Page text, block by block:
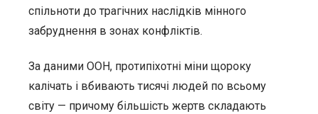
спільноти до трагічних наслідків мінного
забруднення в зонах конфліктів.
За даними ООН, протипіхотні міни щороку
калічать і вбивають тисячі людей по всьому
світу — причому більшість жертв складають